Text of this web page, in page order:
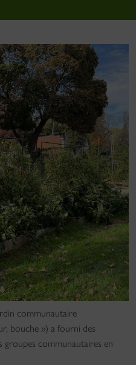
communautaire
bouche ») a fourni des
groupes communautaires en